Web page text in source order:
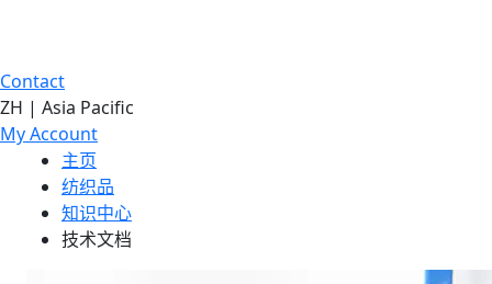
Contact
ZH | Asia Pacific
My Account
主页
纺织品
知识中心
技术文档